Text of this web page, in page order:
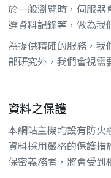
於一般瀏覽時，伺服器
選資料記錄等，做為我
為提供精確的服務，
部研究外，我們會視需
資料之保護
本網站主機均設有防火
資料採用嚴格的保護
保密義務者，將會受到